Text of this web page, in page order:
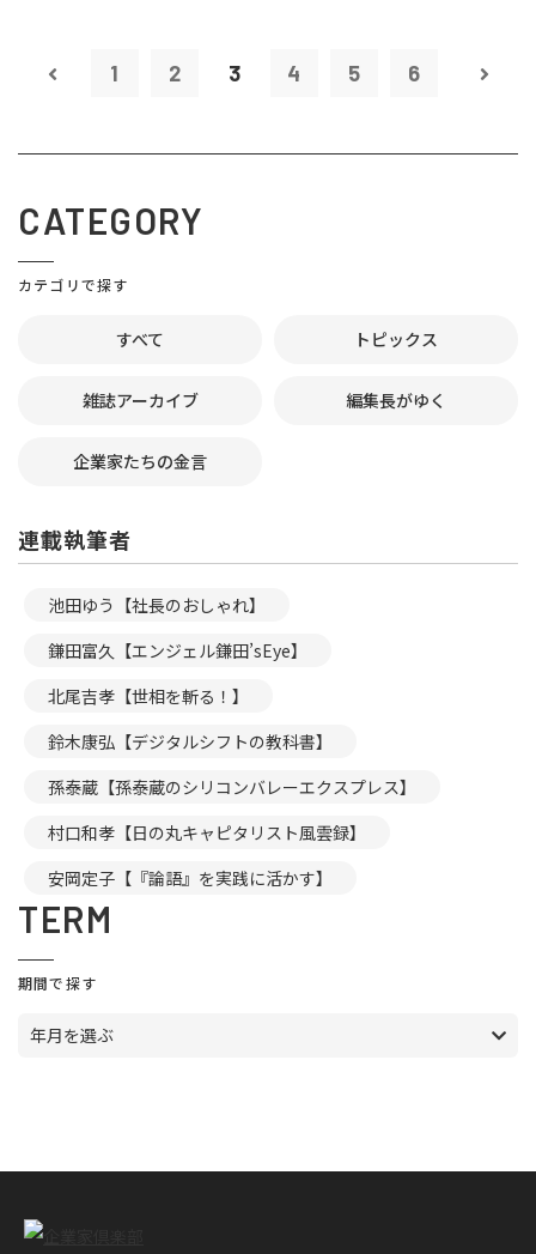
1 2 3 4 5 6
CATEGORY
カテゴリで探す
すべて トピックス
雑誌アーカイブ 編集長がゆく
企業家たちの金言
連載執筆者
池田ゆう【社長のおしゃれ】
鎌田富久【エンジェル鎌田’sEye】
北尾吉孝【世相を斬る！】
鈴木康弘【デジタルシフトの教科書】
孫泰蔵【孫泰蔵のシリコンバレーエクスプレス】
村口和孝【日の丸キャピタリスト風雲録】
安岡定子【『論語』を実践に活かす】
TERM
期間で探す
年月を選ぶ